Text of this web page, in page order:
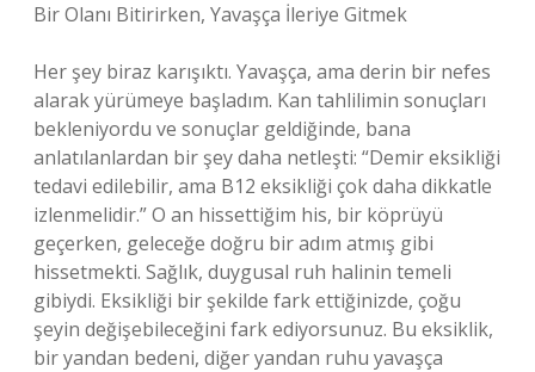
Bir Olanı Bitirirken, Yavaşça İleriye Gitmek
Her şey biraz karışıktı. Yavaşça, ama derin bir nefes
alarak yürümeye başladım. Kan tahlilimin sonuçları
bekleniyordu ve sonuçlar geldiğinde, bana
anlatılanlardan bir şey daha netleşti: “Demir eksikliği
tedavi edilebilir, ama B12 eksikliği çok daha dikkatle
izlenmelidir.” O an hissettiğim his, bir köprüyü
geçerken, geleceğe doğru bir adım atmış gibi
hissetmekti. Sağlık, duygusal ruh halinin temeli
gibiydi. Eksikliği bir şekilde fark ettiğinizde, çoğu
şeyin değişebileceğini fark ediyorsunuz. Bu eksiklik,
bir yandan bedeni, diğer yandan ruhu yavaşça